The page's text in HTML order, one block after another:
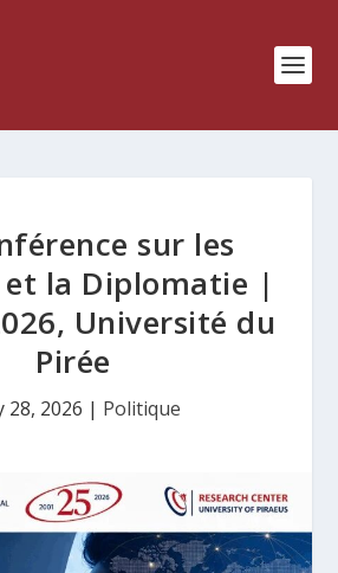
sur les
et la Diplomatie |
Université du
Pirée
28, 2026 | Politique